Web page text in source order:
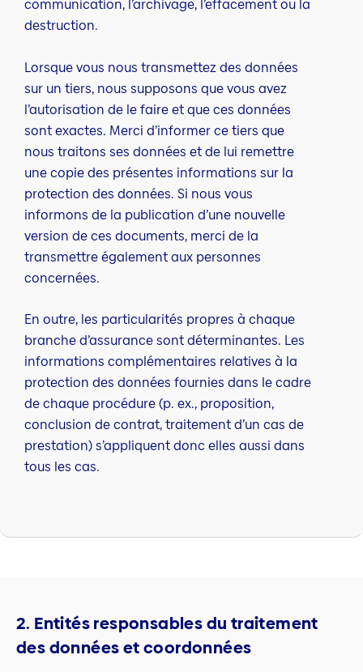
communication, l’archivage, l’effacement ou la
destruction.
Lorsque vous nous transmettez des données
sur un tiers, nous supposons que vous avez
l’autorisation de le faire et que ces données
sont exactes. Merci d’informer ce tiers que
nous traitons ses données et de lui remettre
une copie des présentes informations sur la
protection des données. Si nous vous
informons de la publication d’une nouvelle
version de ces documents, merci de la
transmettre également aux personnes
concernées.
En outre, les particularités propres à chaque
branche d’assurance sont déterminantes. Les
informations complémentaires relatives à la
protection des données fournies dans le cadre
de chaque procédure (p. ex., proposition,
conclusion de contrat, traitement d’un cas de
prestation) s’appliquent donc elles aussi dans
tous les cas.
2. Entités responsables du traitement
des données et coordonnées